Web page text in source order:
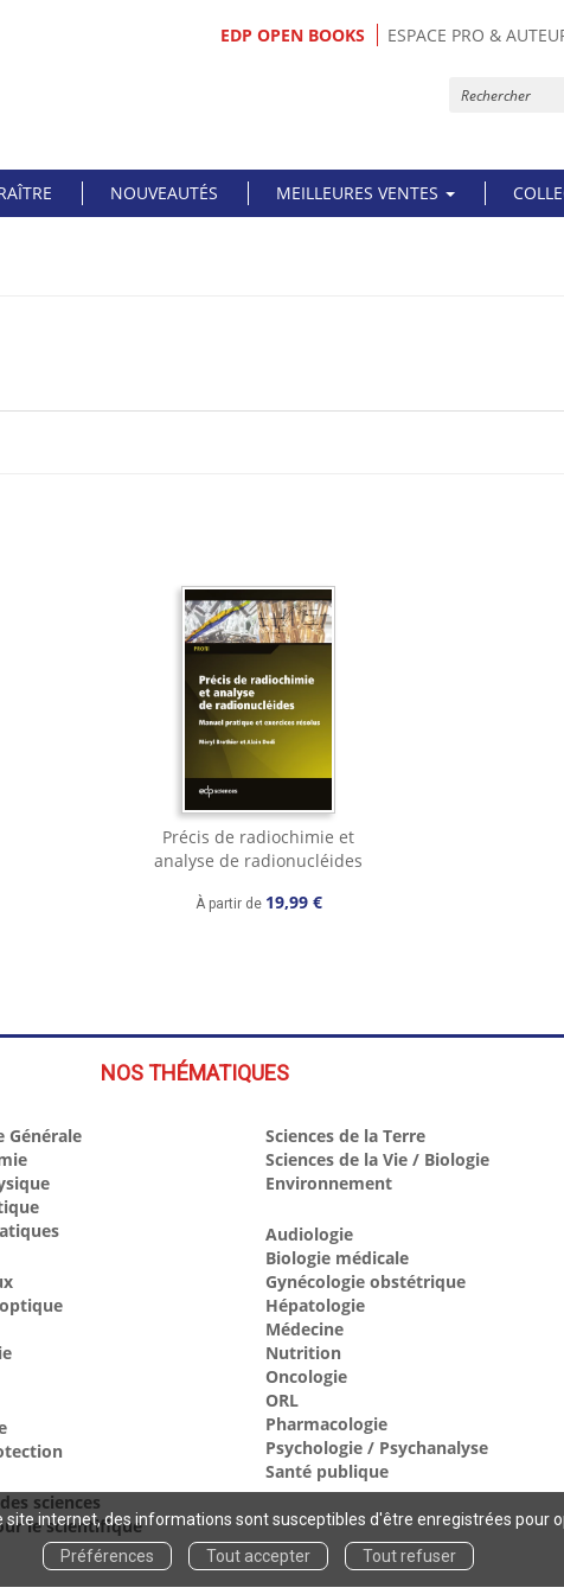
site internet, des informations sont susceptibles d'être enregistrées pour
Préférences
Tout accepter Tout refuser
EDP OPEN BOOKS ESPACE PRO &
NOUVEAUTÉS MEILLEURES VENTES
Précis de radiochimie et
analyse de radionucléides
À partir de 19,99 €
NOS THÉMATIQUES
Générale
sciences
le scientifique
Sciences de la Terre
Sciences de la Vie / Biologie
Environnement
Audiologie
Biologie médicale
Gynécologie obstétrique
Hépatologie
Médecine
Nutrition
Oncologie
ORL
Pharmacologie
Psychologie / Psychanalyse
Santé publique